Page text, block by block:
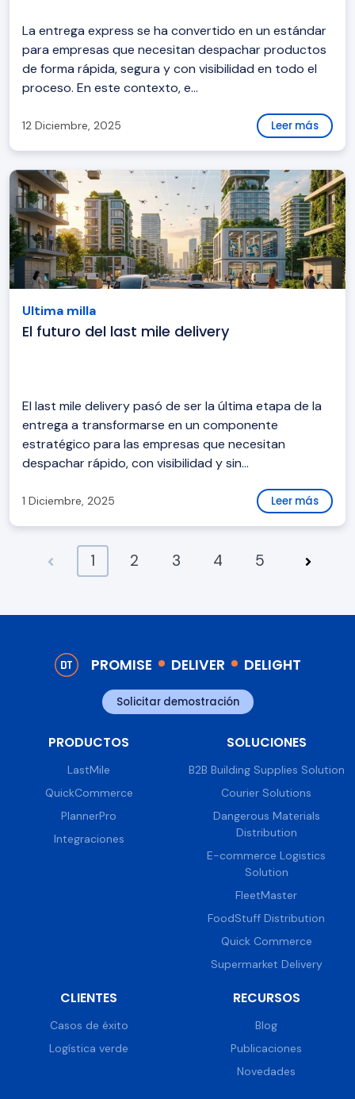
La entrega express se ha convertido en un estándar
para empresas que necesitan despachar productos
de forma rápida, segura y con visibilidad en todo el
proceso. En este contexto, e...
12 Diciembre, 2025 Leer más
Ultima milla
El futuro del last mile delivery
El last mile delivery pasó de ser la última etapa de la
entrega a transformarse en un componente
estratégico para las empresas que necesitan
despachar rápido, con visibilidad y sin...
1 Diciembre, 2025 Leer más
1 2 3 4 5
PROMISE DELIVER DELIGHT
Solicitar demostración
PRODUCTOS
LastMile
QuickCommerce
PlannerPro
Integraciones
SOLUCIONES
B2B Building Supplies Solution
Courier Solutions
Dangerous Materials
Distribution
E-commerce Logistics
Solution
FleetMaster
FoodStuff Distribution
Quick Commerce
Supermarket Delivery
CLIENTES
Casos de éxito
Logística verde
RECURSOS
Blog
Publicaciones
Novedades